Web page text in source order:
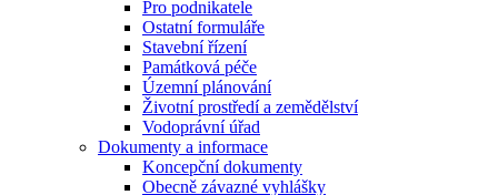
Pro podnikatele
Ostatní formuláře
Stavební řízení
Památková péče
Územní plánování
Životní prostředí a zemědělství
Vodoprávní úřad
Dokumenty a informace
Koncepční dokumenty
Obecně závazné vyhlášky